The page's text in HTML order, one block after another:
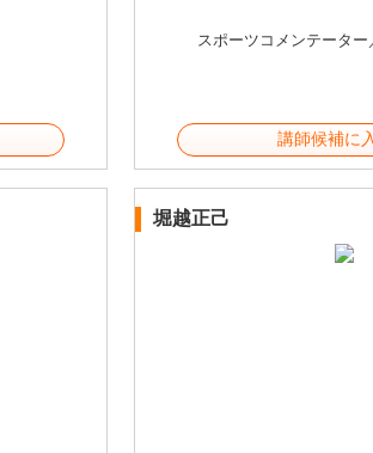
スポーツコメンテータ
講師候補に
堀越正己